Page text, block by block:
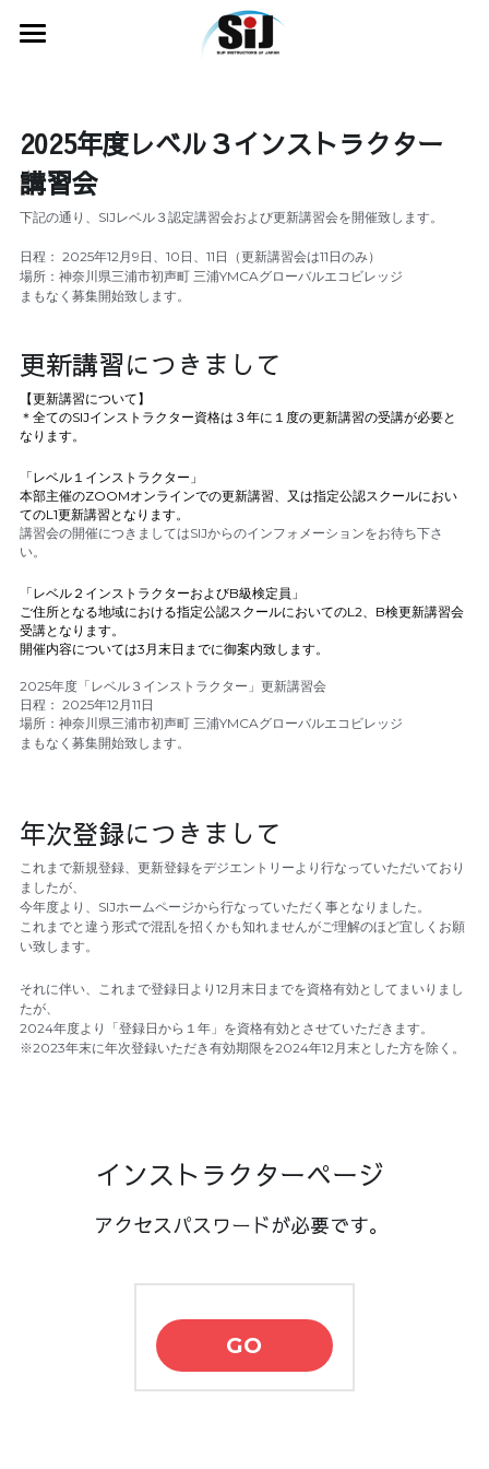
INSTRUCTOR
公認スクール
RIVER SUP
SAFETY
講習会スケジュール
INFORMATION
2025年度レベル３インストラクター
講習会
下記の通り、SIJレベル３認定講習会および更新講習会を開催致します。
日程： 2025年12月9日、10日、11日（更新講習会は11日のみ）
場所：神奈川県三浦市初声町 三浦YMCAグローバルエコビレッジ
まもなく募集開始致します。
更新講習につきまして
【更新講習について】
＊全てのSIJインストラクター資格は３年に１度の更新講習の受講が必要と
なります。
「レベル１インストラクター」
本部主催のZOOMオンラインでの更新講習、又は指定公認スクールにおい
てのL1更新講習となります。
講習会の開催につきましてはSIJからのインフォメーションをお待ち下さ
い。
「レベル２インストラクターおよびB級検定員」
ご住所となる地域における指定公認スクールにおいてのL2、B検更新講習会
受講となります。
開催内容については3月末日までに御案内致します。
2025年度「レベル３インストラクター」更新講習会
日程： 2025年12月11日
場所：神奈川県三浦市初声町 三浦YMCAグローバルエコビレッジ
まもなく募集開始致します。
年次登録につきまして
これまで新規登録、更新登録をデジエントリーより行なっていただいており
ましたが、
今年度より、SIJホームページから行なっていただく事となりました。
これまでと違う形式で混乱を招くかも知れませんがご理解のほど宜しくお願
い致します。
それに伴い、これまで登録日より12月末日までを資格有効としてまいりまし
たが、
2024年度より「登録日から１年」を資格有効とさせていただきます。
※2023年末に年次登録いただき有効期限を2024年12月末とした方を除く。
インストラクターページ
アクセスパスワードが必要です。
GO